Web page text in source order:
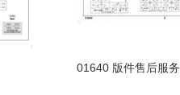
01640 版件售后服务